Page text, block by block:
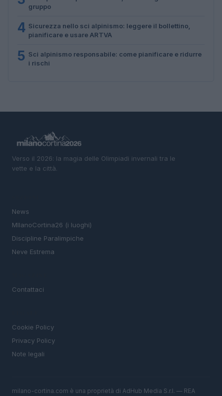
gruppo
4 Sicurezza nello sci alpinismo: leggere il bollettino,
pianificare e usare ARTVA
5 Sci alpinismo responsabile: come pianificare e ridurre
i rischi
Verso il 2026: la magia delle Olimpiadi invernali tra le
vette e la città.
News
MIlanoCortina26 (i luoghi)
Discipline Paralimpiche
Neve Estrema
Contattaci
Cookie Policy
Privacy Policy
Note legali
milano-cortina.com è una proprietà di AdHub Media S.r.l. — REA